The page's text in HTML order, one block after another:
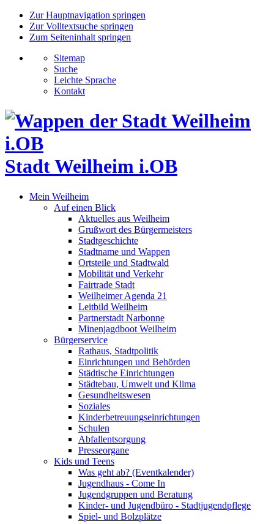
Zur Hauptnavigation springen
Zur Volltextsuche springen
Zum Seiteninhalt springen
Sitemap
Suche
Leichte Sprache
Kontakt
Stadt Weilheim i.OB
Mein Weilheim
Auf einen Blick
Aktuelles aus Weilheim
Grußwort des Bürgermeisters
Stadtgeschichte
Stadtname und Wappen
Ortsteile und Stadtwald
Mobilität und Verkehr
Fairtrade Stadt
Weilheimer Agenda 21
Leitbild Weilheim
Partnerstadt Narbonne
Minenjagdboot Weilheim
Bürgerservice
Rathaus, Stadtpolitik
Einrichtungen und Behörden
Städtische Einrichtungen
Städtebau, Umwelt und Klima
Gesundheitswesen
Soziales
Kinderbetreuungseinrichtungen
Schulen
Abfallentsorgung
Presseorgane
Kids und Teens
Was geht ab? (Eventkalender)
Jugendhaus - Come In
Jugendgruppen und Beratung
Kinder- und Jugendbüro - Stadtjugendpflege
Spiel- und Bolzplätze